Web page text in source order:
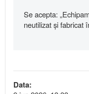
Se acepta:
neutilizat și fabricat
Data: